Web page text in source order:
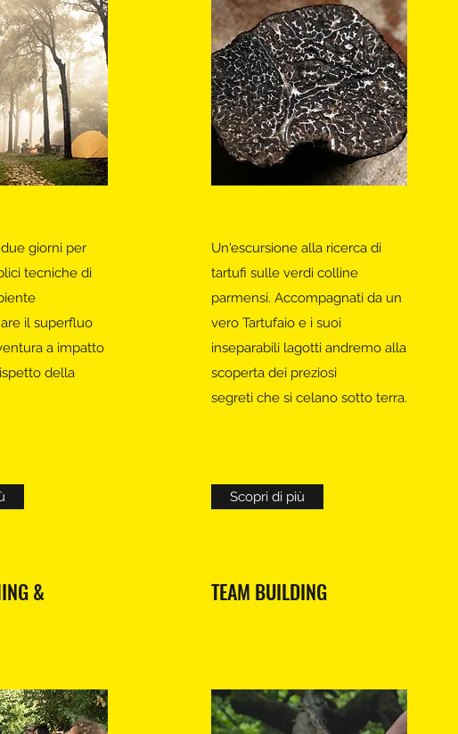
giorni per
tecniche di
il superfluo
a impatto
della
Un'escursione alla ricerca di
tartufi sulle verdi colline
parmensi. Accompagnati da un
vero Tartufaio e i suoi
inseparabili lagotti andremo alla
scoperta dei preziosi
segreti che si celano sotto terra.
Scopri di più
&
TEAM BUILDING